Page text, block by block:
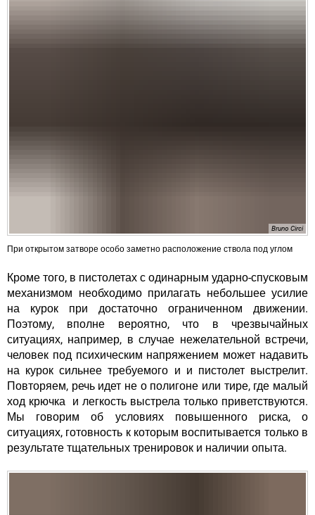
Bruno Circi
При открытом затворе особо заметно расположение ствола под углом
Кроме того, в пистолетах с одинарным ударно-спусковым
механизмом необходимо прилагать небольшее усилие
на курок при достаточно ограниченном движении.
Поэтому, вполне вероятно, что в чрезвычайных
ситуациях, например, в случае нежелательной встречи,
человек под психическим напряжением может надавить
на курок сильнее требуемого и и пистолет выстрелит.
Повторяем, речь идет не о полигоне или тире, где малый
ход крючка и легкость выстрела только приветствуются.
Мы говорим об условиях повышенного риска, о
ситуациях, готовность к которым воспитывается только в
результате тщательных тренировок и наличии опыта.